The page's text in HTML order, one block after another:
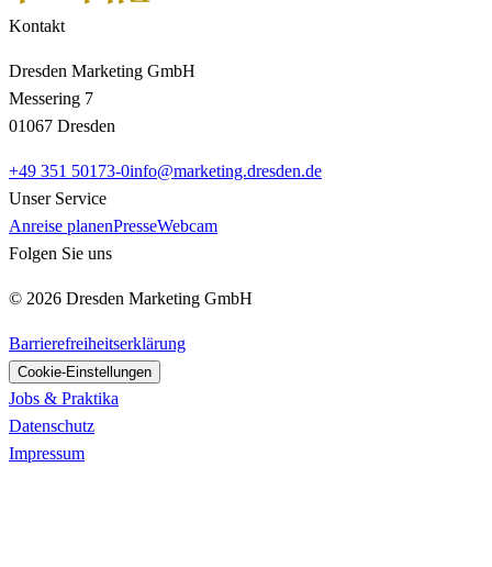
Kontakt
Dresden Marketing GmbH
Messering 7
01067 Dresden
+49 351 50173-0info@marketing.dresden.de
Unser Service
Anreise planenPresseWebcam
Folgen Sie uns
© 2026 Dresden Marketing GmbH
Barrierefreiheitserklärung
Cookie-Einstellungen
Jobs & Praktika
Datenschutz
Impressum